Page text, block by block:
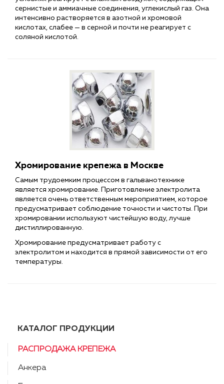
сернистые и аммиачные соединения, углекислый газ. Она
интенсивно растворяется в азотной и хромовой
кислотах, слабее — в серной и почти не реагирует с
соляной кислотой.
Хромирование крепежа в Москве
Самым трудоемким процессом в гальванотехнике
является хромирование. Приготовление электролита
является очень ответственным мероприятием, которое
предусматривает соблюдение точности и чистоты. При
хромировании используют чистейшую воду, лучше
дистиллированную.
Хромирование предусматривает работу с
электролитом и находится в прямой зависимости от его
температуры.
КАТАЛОГ ПРОДУКЦИИ
РАСПРОДАЖА КРЕПЕЖА
Анкера